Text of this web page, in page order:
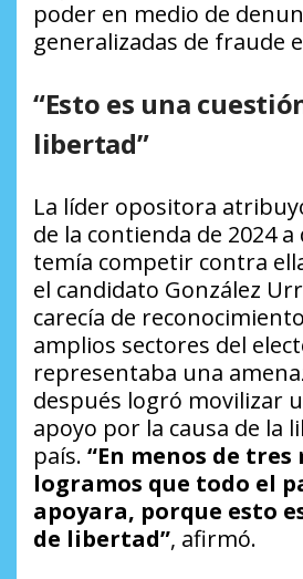
poder en medio de
generalizadas de fraude
“Esto es una
libertad”
La líder opositora
de la contienda de 2024
temía competir contra
el candidato González
carecía de
amplios sectores del
representaba una
después logró movilizar
apoyo por la causa de la
país. “En menos de tres
logramos que todo el
apoyara, porque esto
de libertad”, afirmó.